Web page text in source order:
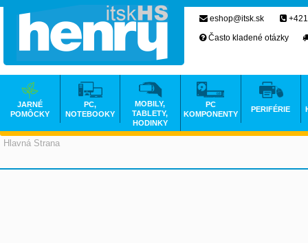
Hlavná Strana
eshop@itsk.sk
Často kladené otázky
JARNÉ
POMÔCKY
PC,
NOTEBOOKY
MOBILY,
TABLETY,
HODINKY
PC
KOMPONENTY
PERIFÉRIE